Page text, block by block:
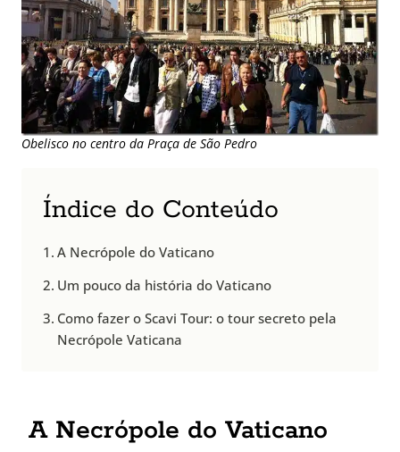
Obelisco no centro da Praça de São Pedro
Índice do Conteúdo
A Necrópole do Vaticano
Um pouco da história do Vaticano
Como fazer o Scavi Tour: o tour secreto pela
Necrópole Vaticana
A Necrópole do Vaticano